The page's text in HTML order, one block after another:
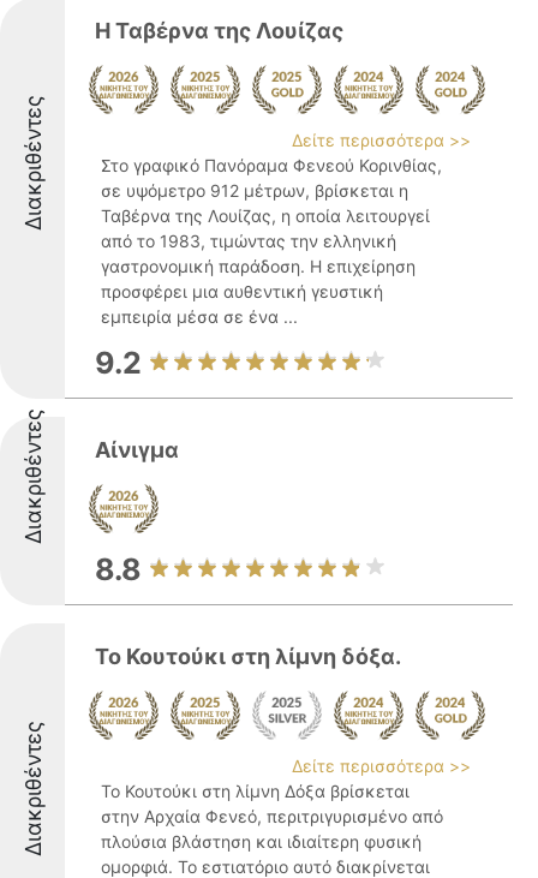
Διακριθέντες
Η Ταβέρνα της Λουίζας
Δείτε περισσότερα >>
Στο γραφικό Πανόραμα Φενεού Κορινθίας,
σε υψόμετρο 912 μέτρων, βρίσκεται η
Ταβέρνα της Λουίζας, η οποία λειτουργεί
από το 1983, τιμώντας την ελληνική
γαστρονομική παράδοση. Η επιχείρηση
προσφέρει μια αυθεντική γευστική
εμπειρία μέσα σε ένα ...
9.2
Διακριθέντες Αίνιγμα
8.8
Διακριθέντες
Το Κουτούκι στη λίμνη δόξα.
Δείτε περισσότερα >>
Το Κουτούκι στη λίμνη Δόξα βρίσκεται
στην Αρχαία Φενεό, περιτριγυρισμένο από
πλούσια βλάστηση και ιδιαίτερη φυσική
ομορφιά. Το εστιατόριο αυτό διακρίνεται